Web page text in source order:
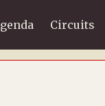
Circuits